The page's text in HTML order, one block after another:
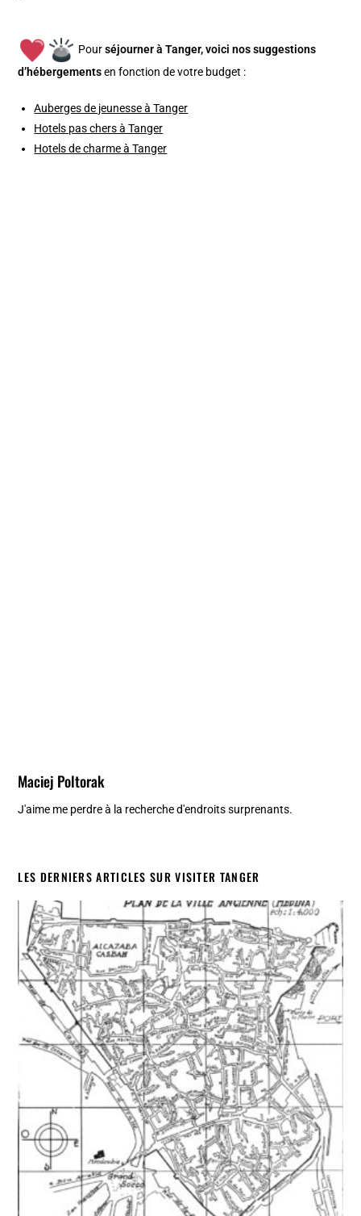
Pourséjourner à Tanger, voici nos suggestions
d’hébergementsen fonction de votre budget :
Auberges de jeunesse à Tanger
Hotels pas chers à Tanger
Hotels de charme à Tanger
Maciej Poltorak
J'aime me perdre à la recherche d'endroits surprenants.
LES DERNIERS ARTICLES SUR VISITER TANGER